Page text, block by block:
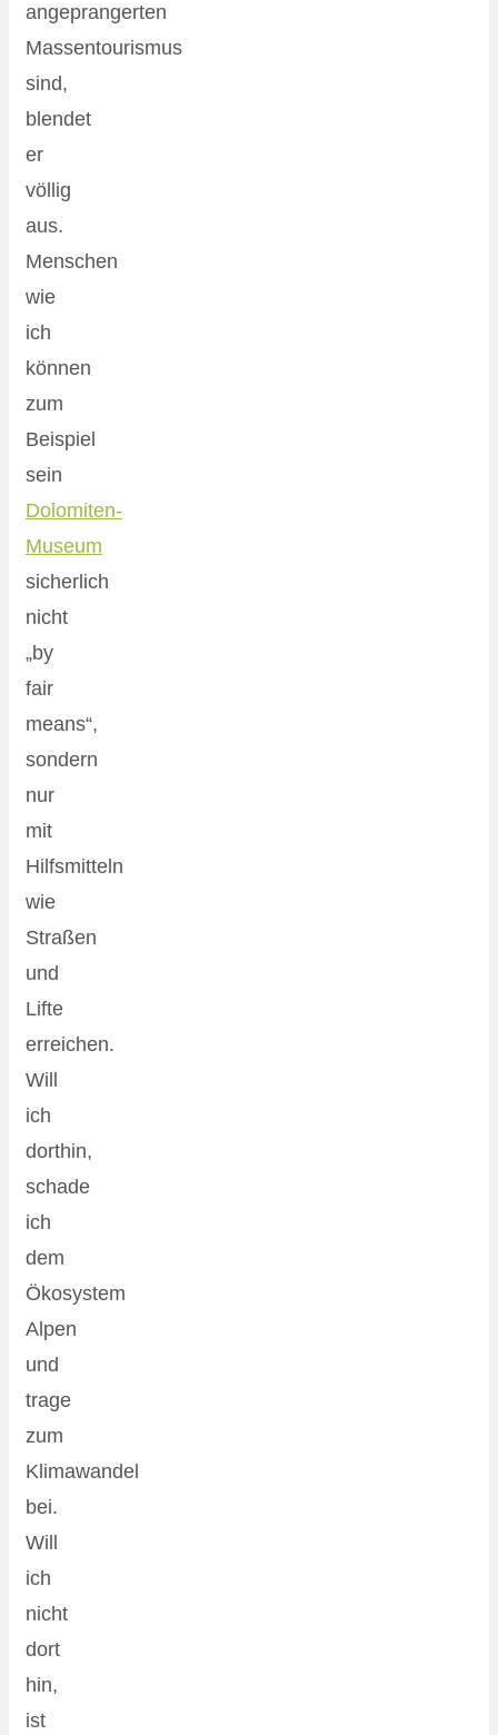
angeprangerten
Massentourismus
sind,
blendet
er
völlig
aus.
Menschen
wie
ich
können
zum
Beispiel
sein
Dolomiten-
Museum
sicherlich
nicht
„by
fair
means“,
sondern
nur
mit
Hilfsmitteln
wie
Straßen
und
Lifte
erreichen.
Will
ich
dorthin,
schade
ich
dem
Ökosystem
Alpen
und
trage
zum
Klimawandel
bei.
Will
ich
nicht
dort
hin,
ist